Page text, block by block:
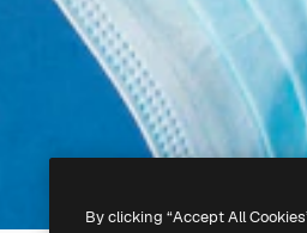
By clicking “Accept All